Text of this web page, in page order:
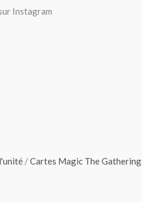
Instagram
/Cartes Magic The Gathering